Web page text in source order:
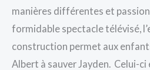
manières différentes et
formidable spectacle télévisé,
construction permet aux
Albert à sauver Jayden. Celui-ci